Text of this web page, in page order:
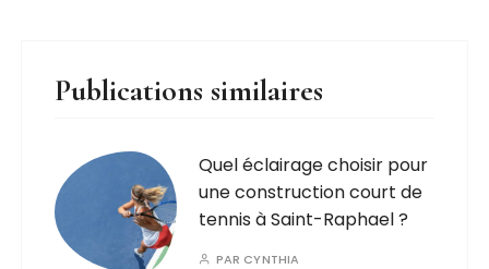
Publications similaires
Quel éclairage choisir pour
une construction court de
tennis à Saint-Raphael ?
PAR CYNTHIA